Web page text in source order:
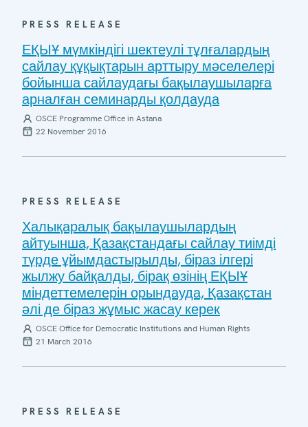
PRESS RELEASE
ЕҚЫҰ мүмкіндігі шектеулі тұлғалардың
сайлау құқықтарын арттыру мәселелері
бойынша сайлаудағы бақылаушыларға
арналған семинарды қолдауда
OSCE Programme Office in Astana
22 November 2016
PRESS RELEASE
Халықаралық бақылаушылардың
айтуынша, Қазақстандағы сайлау тиімді
түрде ұйымдастырылды, біраз ілгері
жылжу байқалды, бірақ өзінің ЕҚЫҰ
міндеттемелерін орындауда, Қазақстан
әлі де біраз жұмыс жасау керек
OSCE Office for Democratic Institutions and Human Rights
21 March 2016
PRESS RELEASE